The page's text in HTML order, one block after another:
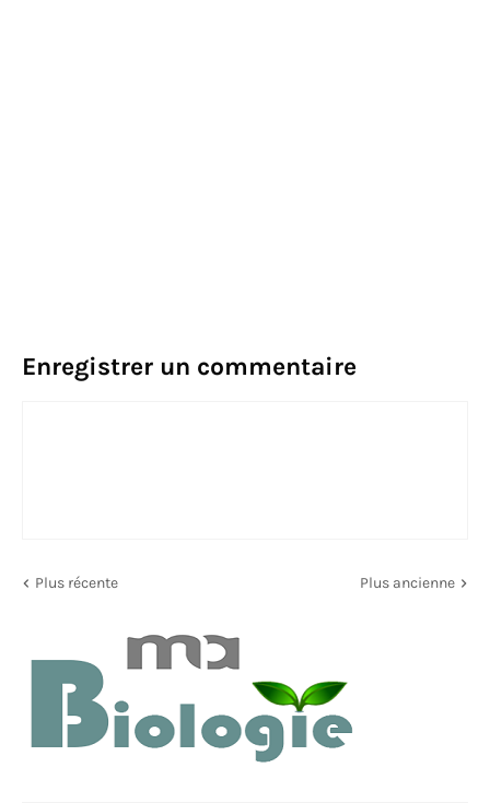
Enregistrer un commentaire
Plus récente Plus ancienne